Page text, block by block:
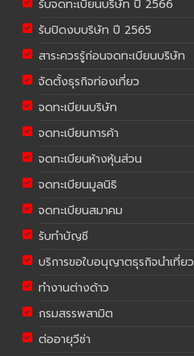
รับจดทะเบียนบริษัท ปี 2566
รับปิดงบบริษัท ปี 2565
สาระควรรู้ก่อนจดทะเบียนบริษัท
จัดตั้งธุรกิจท่องเที่ยว
จดทะเบียนบริษัท
จดทะเบียนการค้า
จดทะเบียนห้างหุ้นส่วน
จดทะเบียนมูลนิธิ
จดทะเบียนสมาคม
รับทำบัญชี
บริการขอใบอนุญาตธุรกิจนำเที่ยว
ทำงานต่างด้าว
กรมสรรพสามิต
ต่ออายุวีซ่า